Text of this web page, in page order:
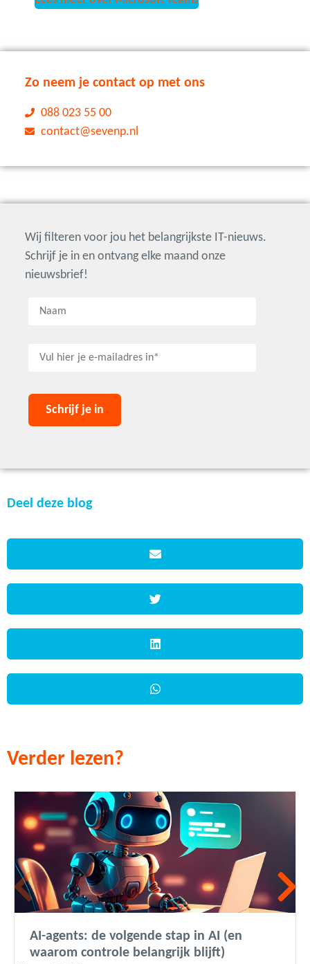
Zo neem je contact op met ons
088 023 55 00
contact@sevenp.nl
Wij filteren voor jou het belangrijkste IT-nieuws.
Schrijf je in en ontvang elke maand onze
nieuwsbrief!
Deel deze blog
Verder lezen?
AI-agents: de volgende stap in AI (en
waarom controle belangrijk blijft)